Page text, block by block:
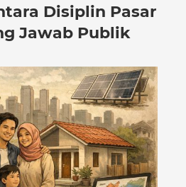
Disiplin Pasar
Jawab Publik